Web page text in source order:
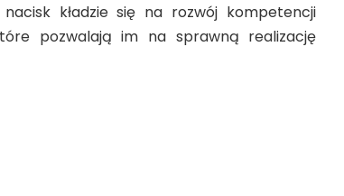
kładzie się na rozwój kompetencji
pozwalają im na sprawną realizację